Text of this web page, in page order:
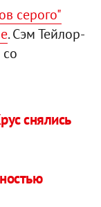
серого"
. Сэм Тейлор-
снялись